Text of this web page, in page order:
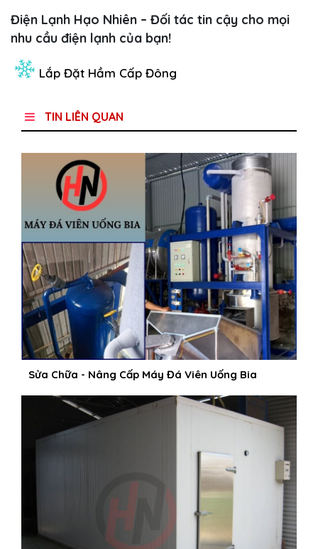
Điện Lạnh Hạo Nhiên – Đối tác tin cậy cho mọi
nhu cầu điện lạnh của bạn!
Lắp Đặt Hầm Cấp Đông
TIN LIÊN QUAN
Sửa Chữa - Nâng Cấp Máy Đá Viên Uống Bia